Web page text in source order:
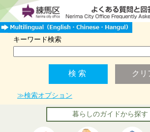
キーワード検索
≫検索オプション
暮らしのガイドから探す